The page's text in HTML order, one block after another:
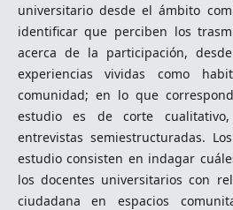
universitario desde el ámbito
identificar que perciben los
acerca de la participación,
experiencias vividas como
comunidad; en lo que
estudio es de corte
entrevistas semiestructuradas.
estudio consisten en indagar
los docentes universitarios con
ciudadana en espacios